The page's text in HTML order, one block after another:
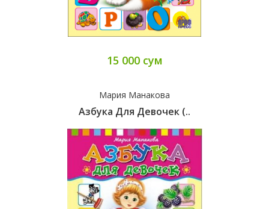
15 000 сум
Мария Манакова
Азбука Для Девочек (..